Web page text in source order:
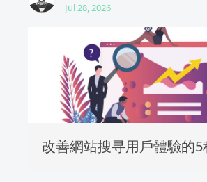
Jul 28, 2026
改善網站搜寻用戶體驗的